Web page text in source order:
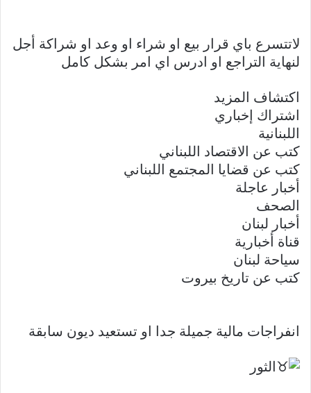
لاتتسرع باي قرار بيع او شراء او وعد او شراكة أجل
لنهاية التراجع او ادرس اي امر بشكل كامل
اكتشاف المزيد
اشتراك إخباري
اللبنانية
كتب عن الاقتصاد اللبناني
كتب عن قضايا المجتمع اللبناني
أخبار عاجلة
الصحف
أخبار لبنان
قناة أخبارية
سياحة لبنان
كتب عن تاريخ بيروت
انفراجات مالية جميلة جدا او تستعيد ديون سابقة
الثور